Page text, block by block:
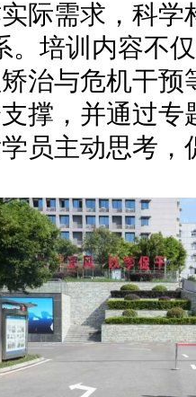
际需求，科
。培训内容不
治与危机干
撑，并通过
员主动思考